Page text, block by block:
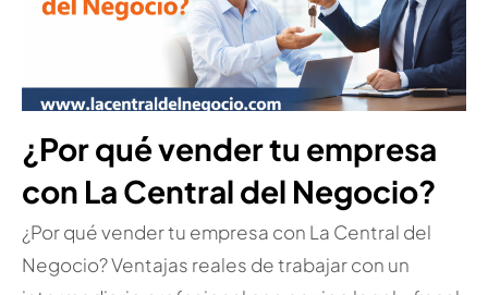
¿Por qué vender tu empresa
con La Central del Negocio?
¿Por qué vender tu empresa con La Central del
Negocio? Ventajas reales de trabajar con un